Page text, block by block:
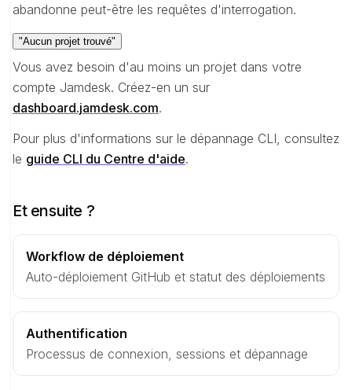
abandonne peut-être les requêtes d'interrogation.
"Aucun projet trouvé"
Vous avez besoin d'au moins un projet dans votre
compte Jamdesk. Créez-en un sur
dashboard.jamdesk.com.
Pour plus d'informations sur le dépannage CLI, consultez
le guide CLI du Centre d'aide.
Et ensuite ?
Workflow de déploiement
Auto-déploiement GitHub et statut des déploiements
Authentification
Processus de connexion, sessions et dépannage